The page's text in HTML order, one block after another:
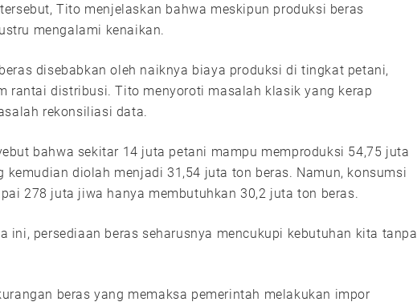
Tito menjelaskan bahwa meskipun produksi beras
mengalami kenaikan.
disebabkan oleh naiknya biaya produksi di tingkat petani,
rantai distribusi. Tito menyoroti masalah klasik yang kerap
rekonsiliasi data.
bahwa sekitar 14 juta petani mampu memproduksi 54,75 juta
kemudian diolah menjadi 31,54 juta ton beras. Namun, konsumsi
278 juta jiwa hanya membutuhkan 30,2 juta ton beras.
ini, persediaan beras seharusnya mencukupi kebutuhan kita tanpa
beras yang memaksa pemerintah melakukan impor